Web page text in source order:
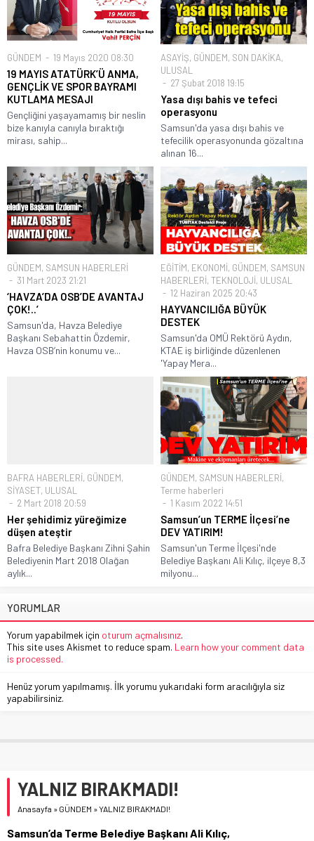
GÜNDEM 19 Mayıs 2020 08:30
19 MAYIS ATATÜRK’Ü ANMA,
GENÇLİK VE SPOR BAYRAMI
KUTLAMA MESAJI
Gençliğini yaşayamamış bir neslin
bize kanıyla canıyla bıraktığı
mirası, sahip...
ASAYİŞ, GÜNDEM, SON DAKİKA,
ULUSAL
27 Şubat 2018 19:15
Yasa dışı bahis ve tefeci
operasyonu
Samsun'da yasa dışı bahis ve
tefecilik operasyonunda gözaltına
alınan 16...
GÜNDEM, SAMSUN HABERLERİ
31 Mart 2023 21:21
‘HAVZA’DA OSB’DE AVANTAJ
ÇOK!..’
Samsun'da, Havza Belediye
Başkanı Sebahattin Özdemir,
Havza OSB’nin konumu ve...
EĞİTİM, EKONOMİ, GÜNDEM, SAMSUN
HABERLERİ, TEKNOLOJİ, ULUSAL
12 Haziran 2025 20:43
HAYVANCILIĞA BÜYÜK
DESTEK
Samsun'da OMÜ Rektörü Aydın,
KTAE iş birliğinde düzenlenen
'Yapay Mera...
BAFRA HABERLERİ, GÜNDEM,
SİYASET, ULUSAL
2 Mart 2018 20:59
Her şehidimiz yüreğimize
düşen ateştir
Bafra Belediye Başkanı Zihni Şahin
Belediyenin Mart 2018 Olağan
aylık...
GÜNDEM, SAMSUN HABERLERİ,
Terme haberleri
1 Kasım 2022 14:51
Samsun’un TERME İlçesi’ne
DEV YATIRIM!
Samsun'un Terme İlçesi'nde
Belediye Başkanı Ali Kılıç, ilçeye 8,3
milyonu...
YORUMLAR
Yorum yapabilmek için oturum açmalısınız.
This site uses Akismet to reduce spam. Learn how your comment data
is processed.
Henüz yorum yapılmamış. İlk yorumu yukarıdaki form aracılığıyla siz
yapabilirsiniz.
YALNIZ BIRAKMADI!
Anasayfa » GÜNDEM »YALNIZ BIRAKMADI!
Samsun’da Terme Belediye Başkanı Ali Kılıç,